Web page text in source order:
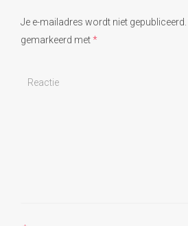
Je e-mailadres wordt niet gepubliceerd.
gemarkeerd met*